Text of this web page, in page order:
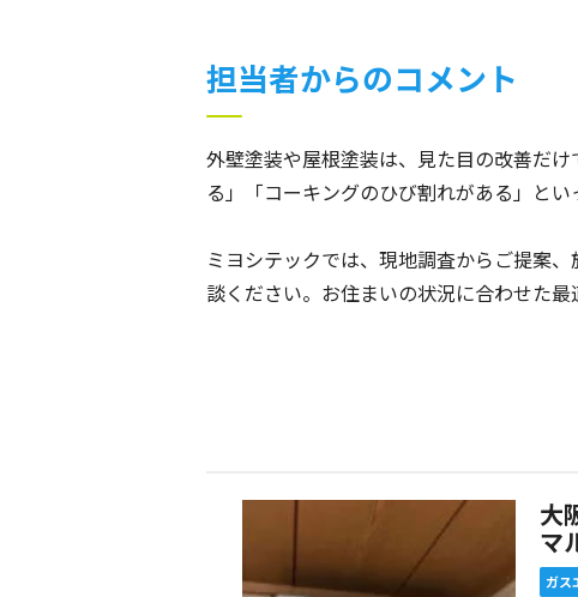
担当者からのコメント
外壁塗装や屋根塗装は、見た目の改善だ
る」「コーキングのひび割れがある」と
ミヨシテックでは、現地調査からご提案
談ください。お住まいの状況に合わせた最
大
マ
ガス